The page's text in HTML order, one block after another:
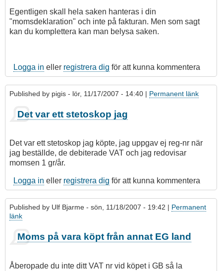
Egentligen skall hela saken hanteras i din
"momsdeklaration" och inte på fakturan. Men som sagt
kan du komplettera kan man belysa saken.
Logga in eller registrera dig för att kunna kommentera
Published by pigis - lör, 11/17/2007 - 14:40 | Permanent länk
Det var ett stetoskop jag
Det var ett stetoskop jag köpte, jag uppgav ej reg-nr när
jag beställde, de debiterade VAT och jag redovisar
momsen 1 gr/år.
Logga in eller registrera dig för att kunna kommentera
Published by Ulf Bjarme - sön, 11/18/2007 - 19:42 | Permanent
länk
Moms på vara köpt från annat EG land
Åberopade du inte ditt VAT nr vid köpet i GB så la